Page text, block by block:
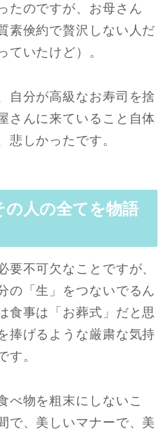
たのですが、お母さん
素倹約で贅沢しない人だ
ていたけど）。
自分が高級なお寿司を捨
さんに来ていること自体
悲しかったです。
人の全てを物語
要不可欠なことですが、
の「生」をつないでるん
食事は「お葬式」だと思
捧げるような厳粛な気持
す。
べ物を粗末にしないこ
で、美しいマナーで、美